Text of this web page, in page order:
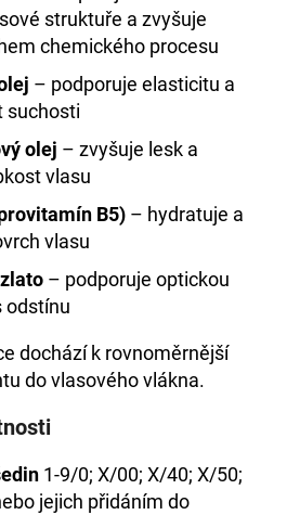
struktuře a zvyšuje
chemického procesu
– podporuje elasticitu a
suchosti
olej – zvyšuje lesk a
vlasu
B5) – hydratuje a
vlasu
– podporuje optickou
odstínu
dochází k rovnoměrnější
do vlasového vlákna.
1-9/0; X/00; X/40; X/50;
jejich přidáním do